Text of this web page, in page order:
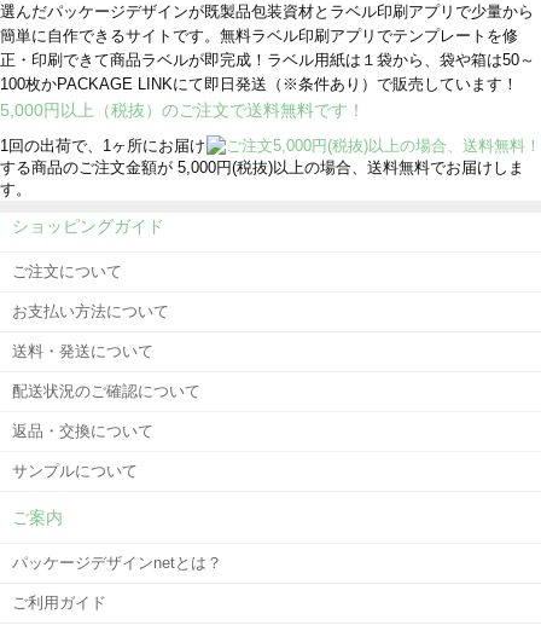
選んだパッケージデザインが既製品包装資材とラベル印刷アプリで少量から
簡単に自作できるサイトです。無料ラベル印刷アプリでテンプレートを修
正・印刷できて商品ラベルが即完成！ラベル用紙は１袋から、袋や箱は50～
100枚かPACKAGE LINKにて即日発送 （※条件あり） で販売しています！
5,000円以上（税抜）のご注文で送料無料です！
1回の出荷で、1ヶ所にお届け
する商品のご注文金額が 5,000円(税抜)以上の場合、送料無料でお届けしま
す。
ショッピングガイド
ご注文について
お支払い方法について
送料・発送について
配送状況のご確認について
返品・交換について
サンプルについて
ご案内
パッケージデザインnetとは？
ご利用ガイド